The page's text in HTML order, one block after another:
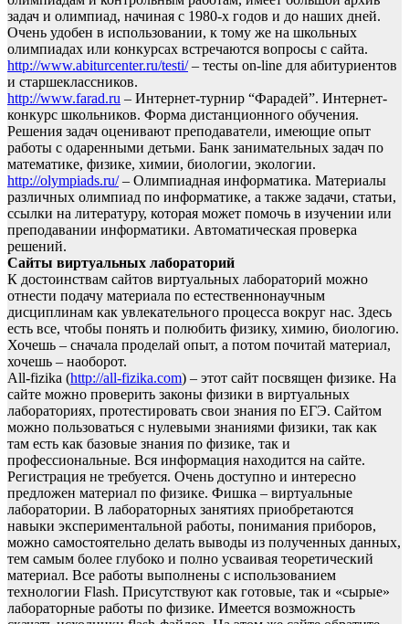
задач и олимпиад, начиная с 1980-х годов и до наших дней.
Очень удобен в использовании, к тому же на школьных
олимпиадах или конкурсах встречаются вопросы с сайта.
http://www.abiturcenter.ru/testi/– тесты on-line для абитуриентов
и старшеклассников.
http://www.farad.ru – Интернет-турнир “Фарадей”. Интернет-
конкурс школьников. Форма дистанционного обучения.
Решения задач оценивают преподаватели, имеющие опыт
работы с одаренными детьми. Банк занимательных задач по
математике, физике, химии, биологии, экологии.
http://olympiads.ru/– Олимпиадная информатика. Материалы
различных олимпиад по информатике, а также задачи, статьи,
ссылки на литературу, которая может помочь в изучении или
преподавании информатики. Автоматическая проверка
решений.
Сайты виртуальных лабораторий
К достоинствам сайтов виртуальных лабораторий можно
отнести подачу материала по естественнонаучным
дисциплинам как увлекательного процесса вокруг нас. Здесь
есть все, чтобы понять и полюбить физику, химию, биологию.
Хочешь – сначала проделай опыт, а потом почитай материал,
хочешь – наоборот.
All-fizika (http://all-fizika.com) – этот сайт посвящен физике. На
сайте можно проверить законы физики в виртуальных
лабораториях, протестировать свои знания по ЕГЭ. Сайтом
можно пользоваться с нулевыми знаниями физики, так как
там есть как базовые знания по физике, так и
профессиональные. Вся информация находится на сайте.
Регистрация не требуется. Очень доступно и интересно
предложен материал по физике. Фишка – виртуальные
лаборатории. В лабораторных занятиях приобретаются
навыки экспериментальной работы, понимания приборов,
можно самостоятельно делать выводы из полученных данных,
тем самым более глубоко и полно усваивая теоретический
материал. Все работы выполнены с использованием
технологии Flash. Присутствуют как готовые, так и «сырые»
лабораторные работы по физике. Имеется возможность